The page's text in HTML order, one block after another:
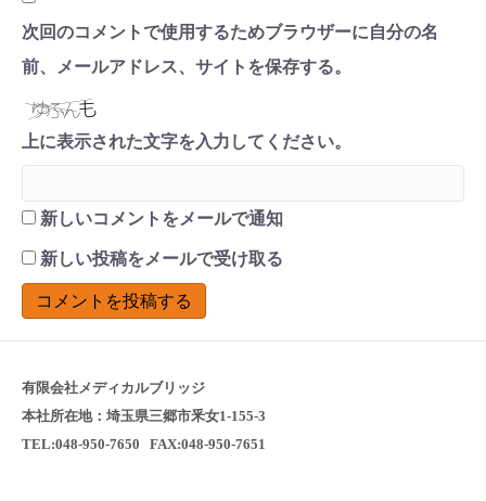
次回のコメントで使用するためブラウザーに自分の名
前、メールアドレス、サイトを保存する。
上に表示された文字を入力してください。
新しいコメントをメールで通知
新しい投稿をメールで受け取る
有限会社メディカルブリッジ
本社所在地：埼玉県三郷市釆女1-155-3
TEL:048-950-7650 FAX:048-950-7651